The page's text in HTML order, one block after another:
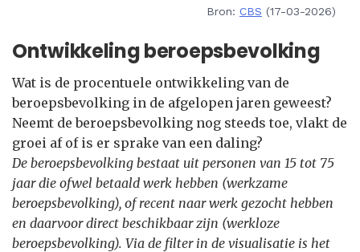
Bron: CBS (17-03-2026)
Ontwikkeling beroepsbevolking
Wat is de procentuele ontwikkeling van de
beroepsbevolking in de afgelopen jaren geweest?
Neemt de beroepsbevolking nog steeds toe, vlakt de
groei af of is er sprake van een daling?
De beroepsbevolking bestaat uit personen van 15 tot 75
jaar die ofwel betaald werk hebben (werkzame
beroepsbevolking), of recent naar werk gezocht hebben
en daarvoor direct beschikbaar zijn (werkloze
beroepsbevolking). Via de filter in de visualisatie is het